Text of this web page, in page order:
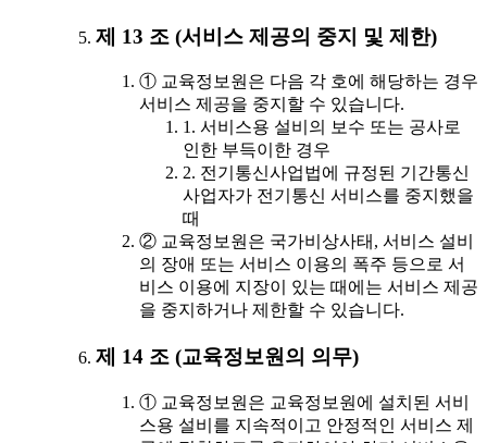
제 13 조 (서비스 제공의 중지 및 제한)
① 교육정보원은 다음 각 호에 해당하는 경우
서비스 제공을 중지할 수 있습니다.
1. 서비스용 설비의 보수 또는 공사로
인한 부득이한 경우
2. 전기통신사업법에 규정된 기간통신
사업자가 전기통신 서비스를 중지했을
때
② 교육정보원은 국가비상사태, 서비스 설비
의 장애 또는 서비스 이용의 폭주 등으로 서
비스 이용에 지장이 있는 때에는 서비스 제공
을 중지하거나 제한할 수 있습니다.
제 14 조 (교육정보원의 의무)
① 교육정보원은 교육정보원에 설치된 서비
스용 설비를 지속적이고 안정적인 서비스 제